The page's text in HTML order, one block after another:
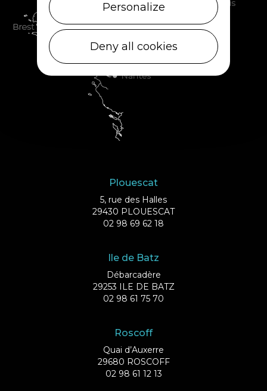
Plouescat
5, rue des Halles
29430 PLOUESCAT
02 98 69 62 18
Ile de Batz
Débarcadère
29253 ILE DE BATZ
02 98 61 75 70
Roscoff
Quai d’Auxerre
29680 ROSCOFF
02 98 61 12 13
Personalize
Deny all cookies